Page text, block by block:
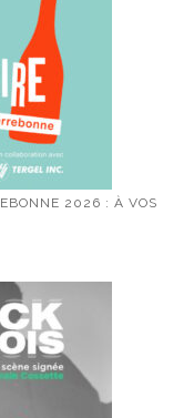
2026 : À VOS